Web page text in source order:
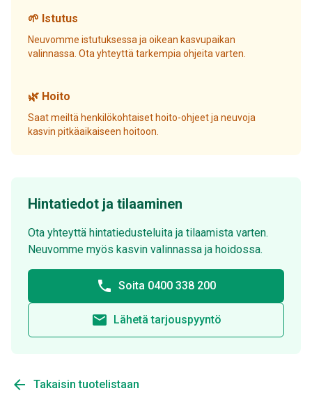
🌱 Istutus
Neuvomme istutuksessa ja oikean kasvupaikan
valinnassa. Ota yhteyttä tarkempia ohjeita varten.
🌿 Hoito
Saat meiltä henkilökohtaiset hoito-ohjeet ja neuvoja
kasvin pitkäaikaiseen hoitoon.
Hintatiedot ja tilaaminen
Ota yhteyttä hintatiedusteluita ja tilaamista varten.
Neuvomme myös kasvin valinnassa ja hoidossa.
phone Soita 0400 338 200
email Lähetä tarjouspyyntö
arrow_back Takaisin tuotelistaan